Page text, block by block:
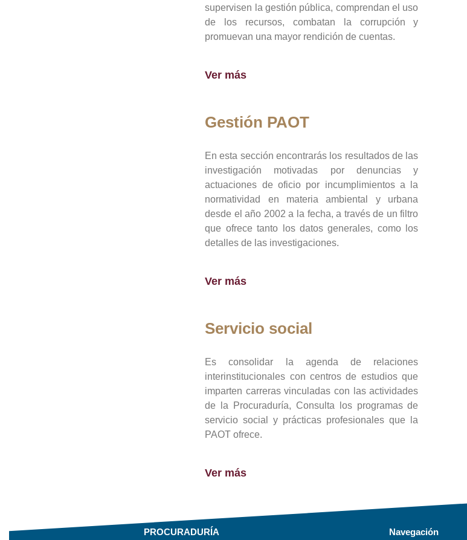
supervisen la gestión pública, comprendan el uso
de los recursos, combatan la corrupción y
promuevan una mayor rendición de cuentas.
Ver más
Gestión PAOT
En esta sección encontrarás los resultados de las
investigación motivadas por denuncias y
actuaciones de oficio por incumplimientos a la
normatividad en materia ambiental y urbana
desde el año 2002 a la fecha, a través de un filtro
que ofrece tanto los datos generales, como los
detalles de las investigaciones.
Ver más
Servicio social
Es consolidar la agenda de relaciones
interinstitucionales con centros de estudios que
imparten carreras vinculadas con las actividades
de la Procuraduría, Consulta los programas de
servicio social y prácticas profesionales que la
PAOT ofrece.
Ver más
PROCURADURÍA Navegación